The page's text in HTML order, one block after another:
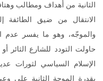
الثانية من أهداف ومطالب
الانتقال من ضيق الطائفة
والموجّه، وهو ما يفسر عدم
حاولت التودد للشارع الثائر
الإسلام السياسي لثورات
بقدرة الموجة الثانية على